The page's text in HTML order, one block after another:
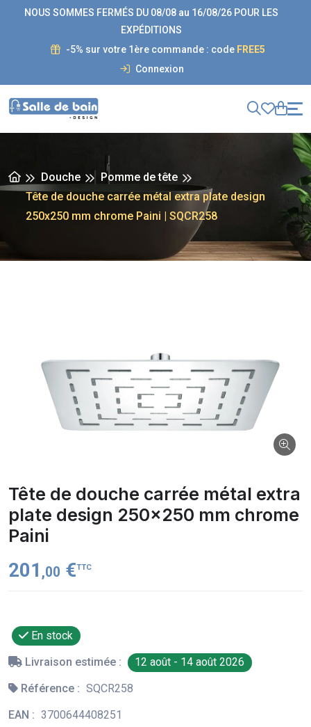
NOUS SOMMES FERMÉS DU 08/08 au 16/08/26 POUR LES
EXPÉDITIONS
-5% sur votre 1ère commande : code FREE5
Connexion
Douche
Pomme de tête
Tête de douche carrée métal extra plate design
250x250 mm chrome Paini | SQCR258
Tête de douche carrée métal extra
plate design 250x250 mm chrome
Paini
201 ,00 €TTC
En stock
Livraison estimée :
12 août - 14 août 2026
Référence : SQCR258
EAN : 3700644408251